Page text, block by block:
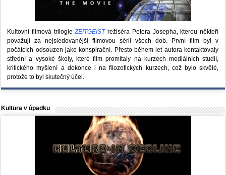
Kultovní filmová trilogieZEITGEISTrežiséra Petera Josepha, kterou někteří
považují za nejsledovanější filmovou sérii všech dob. První film byl v
počátcích odsouzen jako konspirační. Přesto během let autora kontaktovaly
střední a vysoké školy, které film promítaly na kurzech mediálních studií,
kritického myšlení a dokonce i na filozofických kurzech, což bylo skvělé,
protože to byl skutečný účel.
Kultura v úpadku